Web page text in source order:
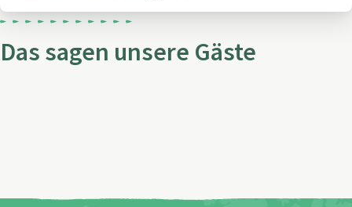
Das sagen unsere Gäste